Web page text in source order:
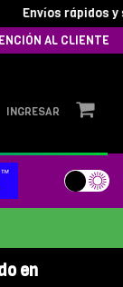
Envíos rápidos y
AL CLIENTE
INGRESAR
en